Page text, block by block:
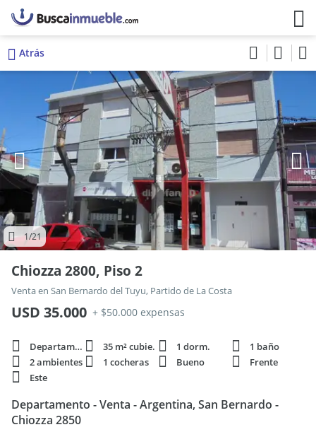
Atrás
1/21
Chiozza 2800, Piso 2
Venta en San Bernardo del Tuyu, Partido de La Costa
USD 35.000 + $50.000 expensas
Departamento 35 m² cubie. 1 dorm.
1 baño
2 ambientes
1 cocheras Bueno
Frente
Este
Departamento - Venta - Argentina, San Bernardo -
Chiozza 2850